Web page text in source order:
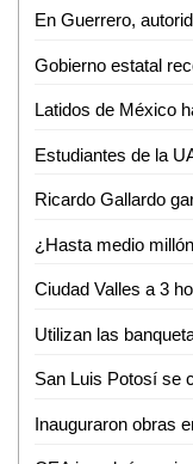
Utilizan las
Inauguraron obras